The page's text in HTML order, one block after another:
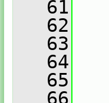
   61
   62
   63
   64
   65
   66